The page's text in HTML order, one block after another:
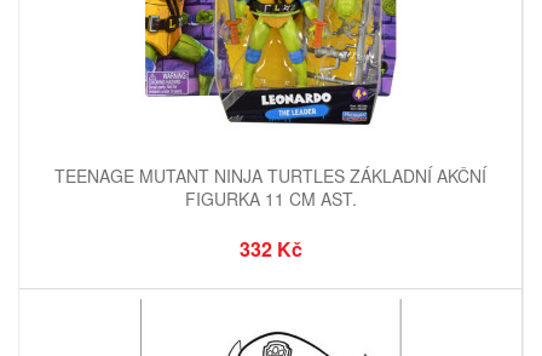
TEENAGE MUTANT NINJA TURTLES ZÁKLADNÍ AKČNÍ
FIGURKA 11 CM AST.
332 Kč